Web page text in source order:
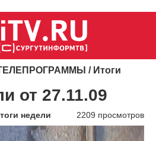
/ Итоги
от 27.11.09
недели 2209 просмотров